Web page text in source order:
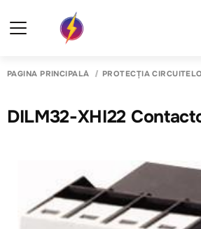
PAGINA PRINCIPALĂ PROTECȚIA
DILM32-XHI22